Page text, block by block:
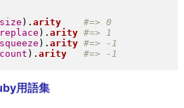
) . arity
) . arity
) . arity
) . arity
用語集